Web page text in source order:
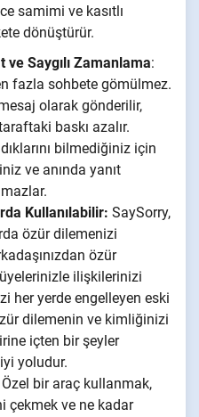
samimi ve kasıtlı
dönüştürür.
ve Saygılı Zamanlama:
fazla sohbete gömülmez.
olarak gönderilir,
baskı azalır.
bilmediğiniz için
ve anında yanıt
Kullanılabilir: SaySorry,
özür dilemenizi
özür
ilişkilerinizi
her yerde engelleyen eski
dilemenin ve kimliğinizi
içten bir şeyler
yoludur.
Özel bir araç kullanmak,
çekmek ve ne kadar